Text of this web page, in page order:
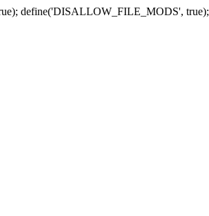
define('DISALLOW_FILE_MODS', true);